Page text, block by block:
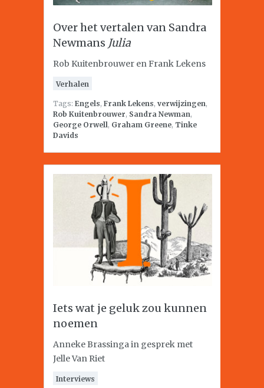
Over het vertalen van Sandra
Newmans Julia
Rob Kuitenbrouwer en Frank Lekens
Verhalen
Tags: Engels, Frank Lekens, verwijzingen,
Rob Kuitenbrouwer, Sandra Newman,
George Orwell, Graham Greene, Tinke
Davids
Iets wat je geluk zou kunnen
noemen
Anneke Brassinga in gesprek met
Jelle Van Riet
Interviews